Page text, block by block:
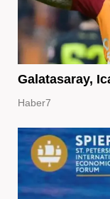
Galatasaray,
Haber7